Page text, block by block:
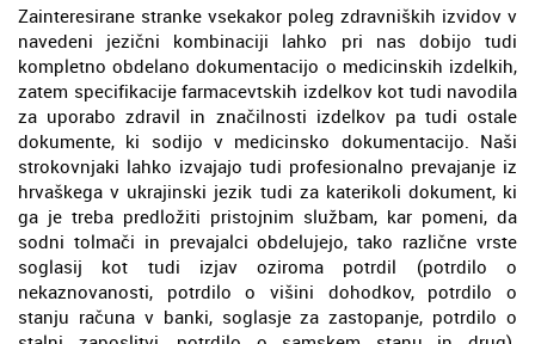
Zainteresirane stranke vsekakor poleg zdravniških izvidov v
navedeni jezični kombinaciji lahko pri nas dobijo tudi
kompletno obdelano dokumentacijo o medicinskih izdelkih,
zatem specifikacije farmacevtskih izdelkov kot tudi navodila
za uporabo zdravil in značilnosti izdelkov pa tudi ostale
dokumente, ki sodijo v medicinsko dokumentacijo. Naši
strokovnjaki lahko izvajajo tudi profesionalno prevajanje iz
hrvaškega v ukrajinski jezik tudi za katerikoli dokument, ki
ga je treba predložiti pristojnim službam, kar pomeni, da
sodni tolmači in prevajalci obdelujejo, tako različne vrste
soglasij kot tudi izjav oziroma potrdil (potrdilo o
nekaznovanosti, potrdilo o višini dohodkov, potrdilo o
stanju računa v banki, soglasje za zastopanje, potrdilo o